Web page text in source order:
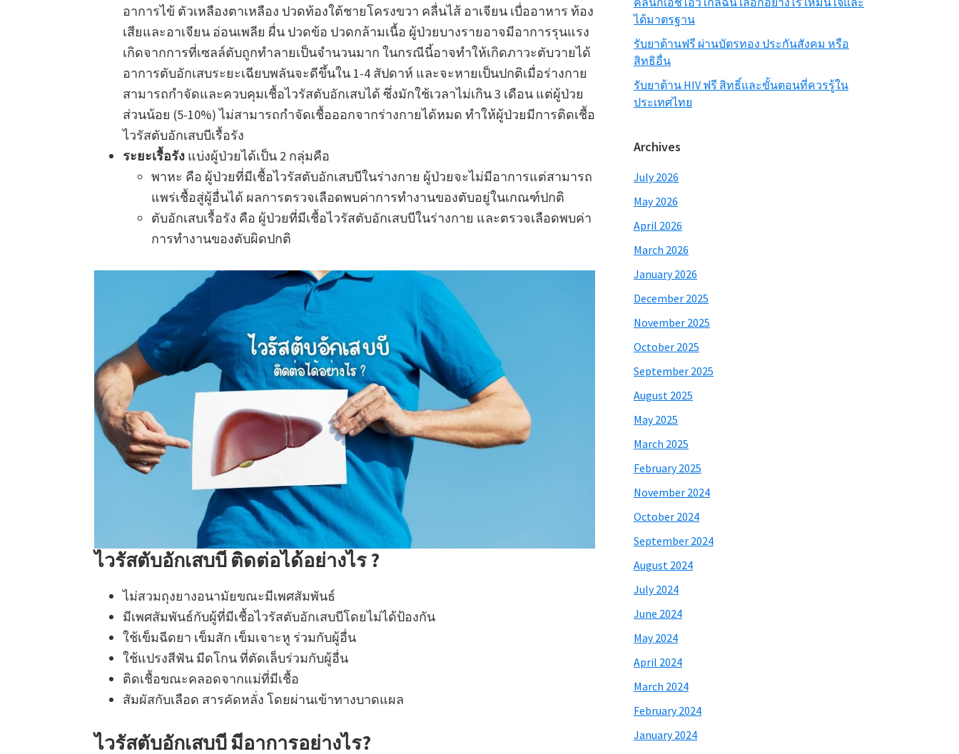
อาการไข้ ตัวเหลืองตาเหลือง ปวดท้องใต้ชายโครงขวา คลื่นไส้ อาเจียน เบื่ออาหาร ท้อง
เสียและอาเจียน อ่อนเพลีย ผื่น ปวดข้อ ปวดกล้ามเนื้อ ผู้ป่วยบางรายอาจมีอาการรุนแรง
เกิดจากการที่เซลล์ตับถูกทำลายเป็นจำนวนมาก ในกรณีนี้อาจทำให้เกิดภาวะตับวายได้
อาการตับอักเสบระยะเฉียบพลันจะดีขึ้นใน 1-4 สัปดาห์ และจะหายเป็นปกติเมื่อร่างกาย
สามารถกำจัดและควบคุมเชื้อไวรัสตับอักเสบได้ ซึ่งมักใช้เวลาไม่เกิน 3 เดือน แต่ผู้ป่วย
ส่วนน้อย (5-10%) ไม่สามารถกำจัดเชื้อออกจากร่างกายได้หมด ทำให้ผู้ป่วยมีการติดเชื้อ
ไวรัสตับอักเสบบีเรื้อรัง
ระยะเรื้อรัง แบ่งผู้ป่วยได้เป็น 2 กลุ่มคือ
พาหะ คือ ผู้ป่วยที่มีเชื้อไวรัสตับอักเสบบีในร่างกาย ผู้ป่วยจะไม่มีอาการแต่สามารถ
แพร่เชื้อสู่ผู้อื่นได้ ผลการตรวจเลือดพบค่าการทำงานของตับอยู่ในเกณฑ์ปกติ
ตับอักเสบเรื้อรัง คือ ผู้ป่วยที่มีเชื้อไวรัสตับอักเสบบีในร่างกาย และตรวจเลือดพบค่า
การทำงานของตับผิดปกติ
ไวรัสตับอักเสบบี ติดต่อได้อย่างไร ?
ไม่สวมถุงยางอนามัยขณะมีเพศสัมพันธ์
มีเพศสัมพันธ์กับผู้ที่มีเชื้อไวรัสตับอักเสบบีโดยไม่ได้ป้องกัน
ใช้เข็มฉีดยา เข็มสัก เข็มเจาะหู ร่วมกับผู้อื่น
ใช้แปรงสีฟัน มีดโกน ที่ตัดเล็บร่วมกับผู้อื่น
ติดเชื้อขณะคลอดจากแม่ที่มีเชื้อ
สัมผัสกับเลือด สารคัดหลั่ง โดยผ่านเข้าทางบาดแผล
ไวรัสตับอักเสบบี มีอาการอย่างไร?
ได้มาตรฐาน
รับยาต้านฟรี ผ่านบัตรทอง ประกันสังคม หรือ
สิทธิอื่น
รับยาต้าน HIV ฟรี สิทธิ์และขั้นตอนที่ควรรู้ใน
ประเทศไทย
Archives
July 2026
May 2026
April 2026
March 2026
January 2026
December 2025
November 2025
October 2025
September 2025
August 2025
May 2025
March 2025
February 2025
November 2024
October 2024
September 2024
August 2024
July 2024
June 2024
May 2024
April 2024
March 2024
February 2024
January 2024